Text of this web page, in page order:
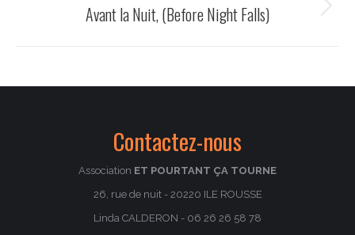
Article
Avant la Nuit, (Before Night Falls)
Contactez-nous
Association ET POURTANT ÇA TOURNE
26, rue de nuit - 20220 ILE ROUSSE
Linda CALDERON - 06 26 26 58 78